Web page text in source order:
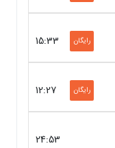
15:33 رایگان
12:27 رایگان
24:53